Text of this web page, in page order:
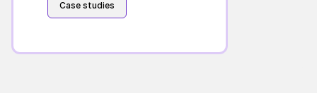
Case studies